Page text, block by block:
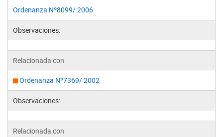
Ordenanza Nº8099/ 2006
Observaciones:
Relacionada con
Ordenanza Nº7369/ 2002
Observaciones:
Relacionada con